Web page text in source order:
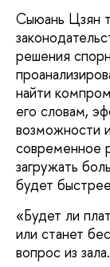
Сыюань Цзян
решения
найти
его словам,
возможности
современное
загружать
будет
«Будет ли
или станет
вопрос из зала.